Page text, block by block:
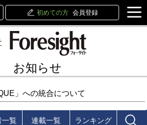
初めての方 会員登録
お知らせ
」への統合について
一覧 連載一覧 ランキング